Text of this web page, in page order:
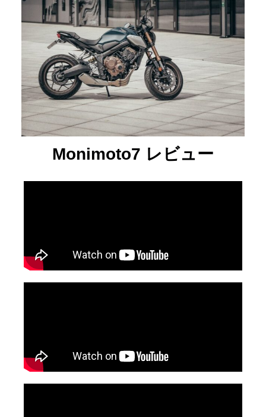
Monimoto7 レビュー